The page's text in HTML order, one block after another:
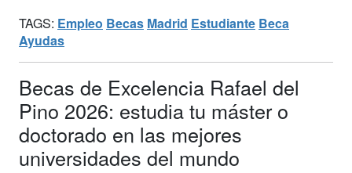
TAGS: Empleo Becas Madrid Estudiante Beca
Ayudas
Becas de Excelencia Rafael del
Pino 2026: estudia tu máster o
doctorado en las mejores
universidades del mundo